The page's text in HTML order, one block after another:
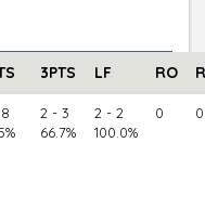
3PTS LF RO
2 - 3
66.7%
2 - 2
100.0%
0 0